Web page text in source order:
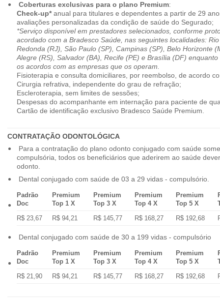
Coberturas exclusivas para o plano Premium:
Check-up*anual para titulares e dependentes a partir de 29
avaliações personalizadas da condição de saúde do Segurado;
*Serviço disponível em prestadores selecionados, conforme
acordado com a Bradesco Saúde, nas seguintes localidades:
Redonda (RJ), São Paulo (SP), Campinas (SP), Belo Horizonte
Alegre (RS), Salvador (BA), Recife (PE) e Brasília (DF)
os acordos com as empresas que os operam.
Fisioterapia e consulta domiciliares, por reembolso, de acordo
Cirurgia refrativa, independente do grau de refração;
Escleroterapia, sem limites de sessões;
Despesas do acompanhante em internação para paciente de
Cartão de identificação exclusivo Bradesco Saúde Premium.
CONTRATAÇÃO ODONTOLÓGICA
Para a contratação do plano odonto conjugado com saúde
compulsória, todos os beneficiários que aderirem ao saúde
odonto.
Dental conjugado com saúde de 03 a 29 vidas - compulsório.
Padrão
Doc
Premium
Top 1 X
Premium
Top 3 X
Premium
Top 4 X
Premium
Top 5 X
R$ 23,67
R$ 94,21 R$ 145,77 R$ 168,27 R$ 192,68
Dental conjugado com saúde de 30 a 199 vidas - compulsório
Padrão
Doc
Premium
Top 1 X
Premium
Top 3 X
Premium
Top 4 X
Premium
Top 5 X
R$ 21,90
R$ 94,21 R$ 145,77 R$ 168,27 R$ 192,68